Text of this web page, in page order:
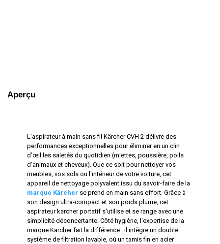
Aperçu
L'aspirateur à main sans fil Kärcher CVH 2 délivre des
performances exceptionnelles pour éliminer en un clin
d’œil les saletés du quotidien (miettes, poussière, poils
d'animaux et cheveux). Que ce soit pour nettoyer vos
meubles, vos sols ou l'intérieur de votre voiture, cet
appareil de nettoyage polyvalent issu du savoir-faire de la
marque Kärcher se prend en main sans effort. Grâce à
son design ultra-compact et son poids plume, cet
aspirateur karcher portatif s'utilise et se range avec une
simplicité déconcertante. Côté hygiène, l'expertise de la
marque Kärcher fait la différence : il intègre un double
système de filtration lavable, où un tamis fin en acier